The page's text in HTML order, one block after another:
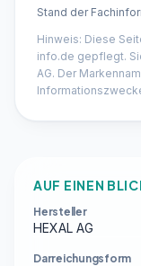
Stand der
Hinweis: Diese
info.de gepflegt.
AG. Der
AUF EINEN
Hersteller
HEXAL AG
Darreichungsform